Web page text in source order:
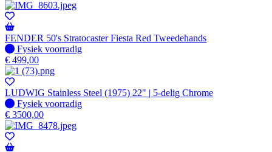
FENDER 50's Stratocaster Fiesta Red Tweedehands
Fysiek voorradig
Fysiek voorradig
€ 499,00
LUDWIG Stainless Steel (1975) 22" | 5-delig Chrome
Fysiek voorradig
Fysiek voorradig
€ 3500,00